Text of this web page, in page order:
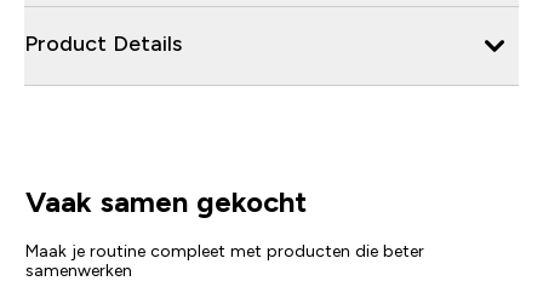
Product Details
Vaak samen gekocht
Maak je routine compleet met producten die beter
samenwerken